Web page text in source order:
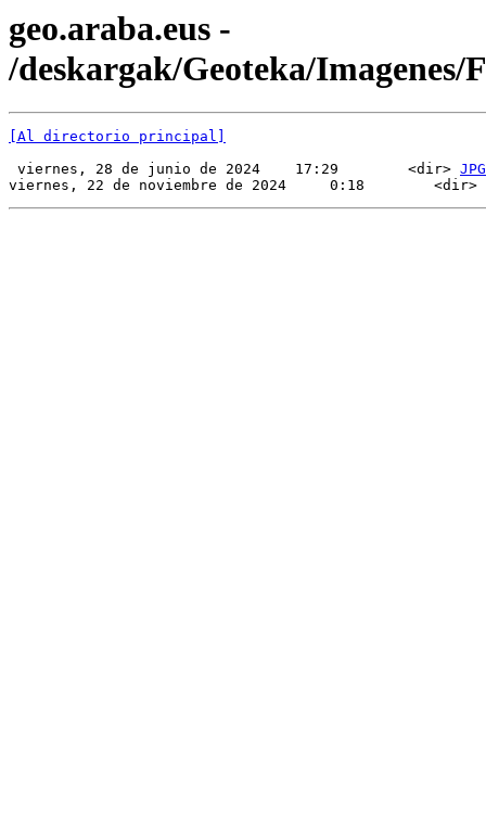
geo.araba.eus -
/deskargak/Geoteka/Imagenes/
[Al directorio principal]
viernes, 28 de junio de 2024    17:29        <dir> JPG
viernes, 22 de noviembre de 2024     0:18        <dir>